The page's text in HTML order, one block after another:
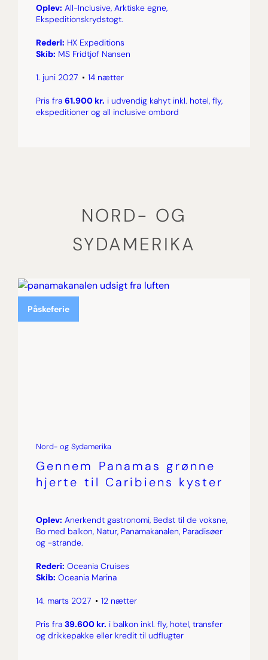
Oplev: All-Inclusive, Arktiske egne,
Ekspeditionskrydstogt.
Rederi: HX Expeditions
Skib: MS Fridtjof Nansen
1. juni 2027 14 nætter
Pris fra 61.900 kr. i udvendig kahyt inkl. hotel, fly,
ekspeditioner og all inclusive ombord
NORD- OG
SYDAMERIKA
Påskeferie
Nord- og Sydamerika
Gennem Panamas grønne
hjerte til Caribiens kyster
Oplev: Anerkendt gastronomi, Bedst til de voksne,
Bo med balkon, Natur, Panamakanalen, Paradisøer
og -strande.
Rederi: Oceania Cruises
Skib: Oceania Marina
14. marts 2027 12 nætter
Pris fra 39.600 kr. i balkon inkl. fly, hotel, transfer
og drikkepakke eller kredit til udflugter